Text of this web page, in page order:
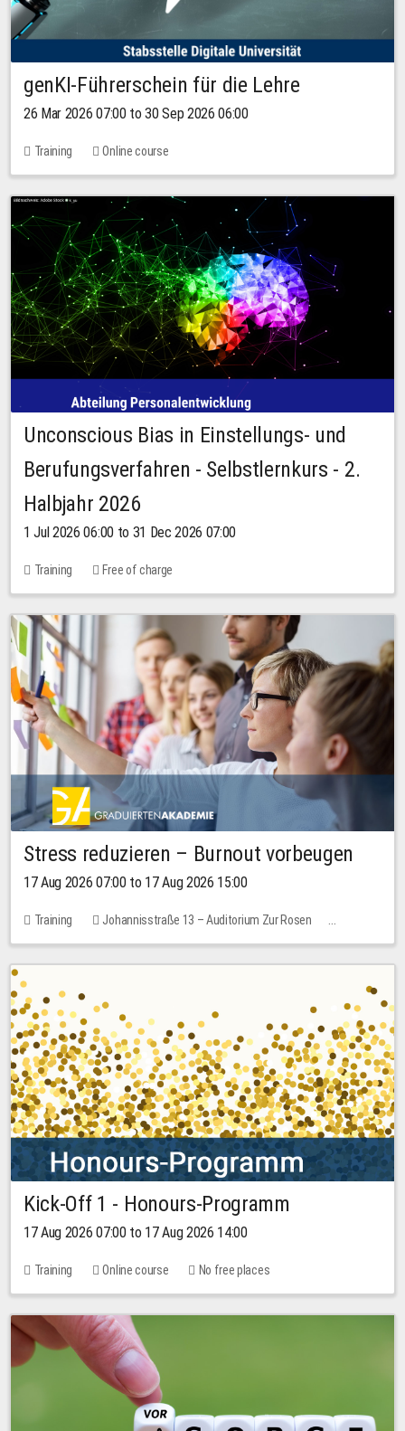
genKI-Führerschein für die Lehre
26 Mar 2026 07:00 to 30 Sep 2026 06:00
Training Online course
Unconscious Bias in Einstellungs- und
Berufungsverfahren - Selbstlernkurs - 2.
Halbjahr 2026
1 Jul 2026 06:00 to 31 Dec 2026 07:00
Training Free of charge
Stress reduzieren – Burnout vorbeugen
17 Aug 2026 07:00 to 17 Aug 2026 15:00
Training
Johannisstraße 13 – Auditorium Zur Rosen
2 places
10.00 EUR
Kick-Off 1 - Honours-Programm
17 Aug 2026 07:00 to 17 Aug 2026 14:00
Training Online course No free places